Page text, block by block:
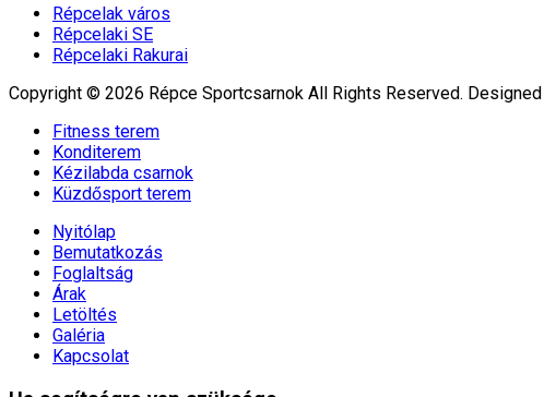
Répcelak város
Répcelaki SE
Répcelaki Rakurai
Copyright © 2026 Répce Sportcsarnok All Rights Reserved.
Fitness terem
Konditerem
Kézilabda csarnok
Küzdősport terem
Nyitólap
Bemutatkozás
Foglaltság
Árak
Letöltés
Galéria
Kapcsolat